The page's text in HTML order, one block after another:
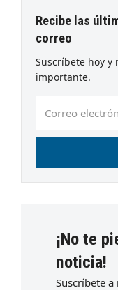
Recibe las
correo
Suscríbete hoy
importante.
electrónico
¡No te
noticia!
Suscríbete